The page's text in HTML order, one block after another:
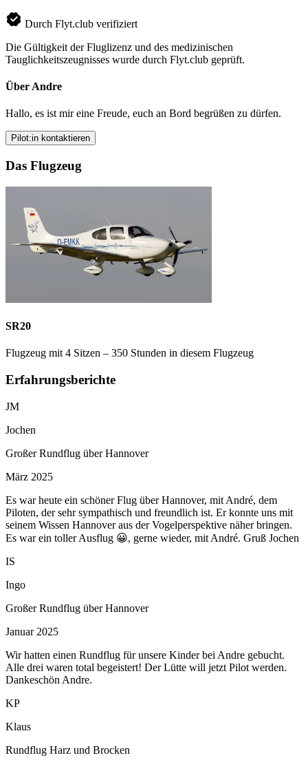
Durch Flyt.club verifiziert
Die Gültigkeit der Fluglizenz und des medizinischen
Tauglichkeitszeugnisses wurde durch Flyt.club geprüft.
Über Andre
Hallo, es ist mir eine Freude, euch an Bord begrüßen zu dürfen.
Pilot:in kontaktieren
Das Flugzeug
SR20
Flugzeug mit 4 Sitzen – 350 Stunden in diesem Flugzeug
Erfahrungsberichte
JM
Jochen
Großer Rundflug über Hannover
März 2025
Es war heute ein schöner Flug über Hannover, mit André, dem
Piloten, der sehr sympathisch und freundlich ist. Er konnte uns mit
seinem Wissen Hannover aus der Vogelperspektive näher bringen.
Es war ein toller Ausflug 😀, gerne wieder, mit André. Gruß Jochen
IS
Ingo
Großer Rundflug über Hannover
Januar 2025
Wir hatten einen Rundflug für unsere Kinder bei Andre gebucht.
Alle drei waren total begeistert! Der Lütte will jetzt Pilot werden.
Dankeschön Andre.
KP
Klaus
Rundflug Harz und Brocken